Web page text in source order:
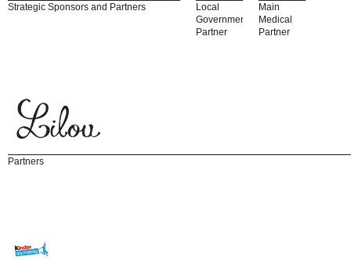
Strategic Sponsors and Partners
Local
Government
Partner
Main
Medical
Partner
Partners